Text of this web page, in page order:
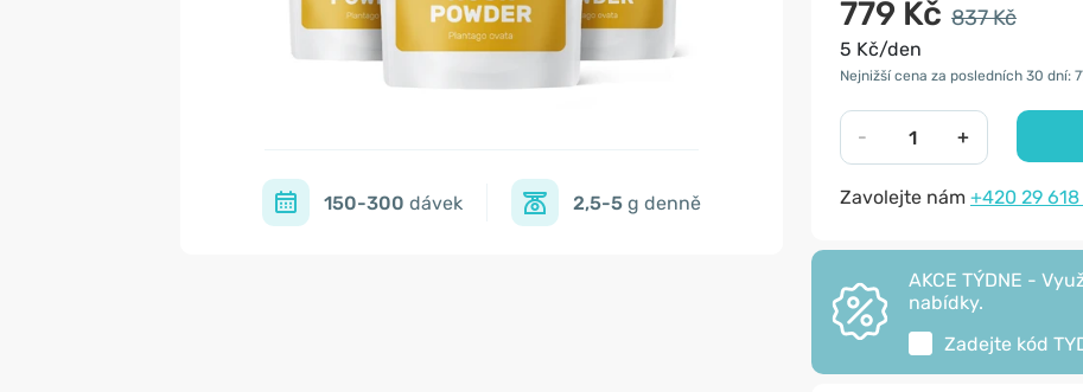
150-300 dávek 2,5-5 g denně
779 Kč 837 Kč
5 Kč/den
Nejnižší cena za posledních 30 dní:
- +
Zavolejte nám +420 29
AKCE TÝDNE -
nabídky.
Zadejte kód